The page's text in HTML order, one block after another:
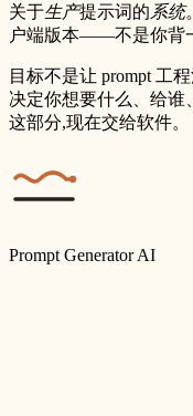
关于生产提示词的 系统
户端版本——不是你背
目标不是让 prompt 工
决定你想要什么、给
这部分,现在交给软件。
Prompt Generator AI